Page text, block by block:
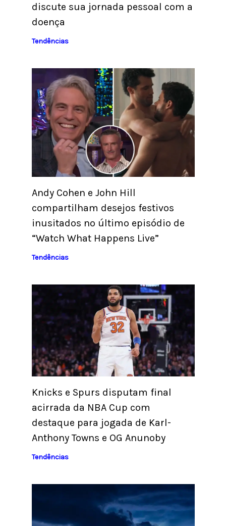
discute sua jornada pessoal com a
doença
Tendências
Andy Cohen e John Hill
compartilham desejos festivos
inusitados no último episódio de
“Watch What Happens Live”
Tendências
Knicks e Spurs disputam final
acirrada da NBA Cup com
destaque para jogada de Karl-
Anthony Towns e OG Anunoby
Tendências